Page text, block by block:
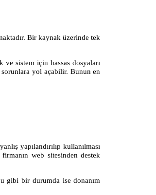
Bir kaynak üzerinde tek
sistem için hassas dosyaları
yol açabilir. Bunun en
yapılandırılıp kullanılması
web sitesinden destek
gibi bir durumda ise donanım